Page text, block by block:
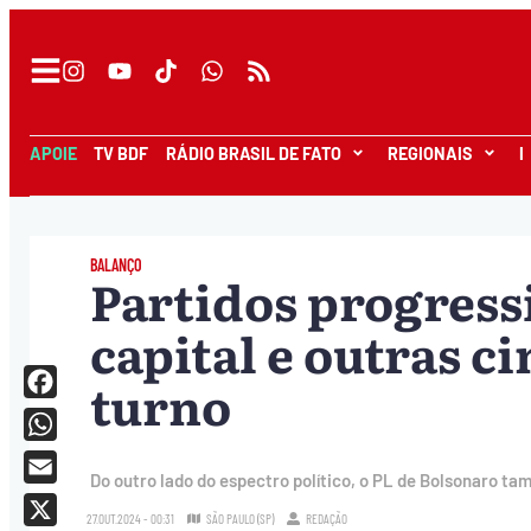
APOIE TV BDF RÁDIO BRASIL DE FATO REGIONAIS I
BALANÇO
Partidos
capital e outras
turno
Do outro lado do espectro político, o PL de Bolsonaro
27.OUT.2024 - 00:31 SÃO PAULO (SP) REDAÇÃO
Facebook
WhatsApp
Email